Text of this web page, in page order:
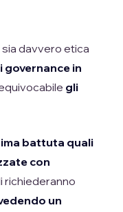
davvero etica
governance in
gli
battuta quali
con
richiederanno
un